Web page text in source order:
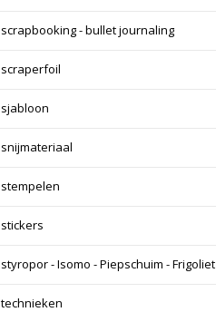
scrapbooking - bullet journaling
scraperfoil
sjabloon
snijmateriaal
stempelen
stickers
styropor - Isomo - Piepschuim - Frigoliet
technieken